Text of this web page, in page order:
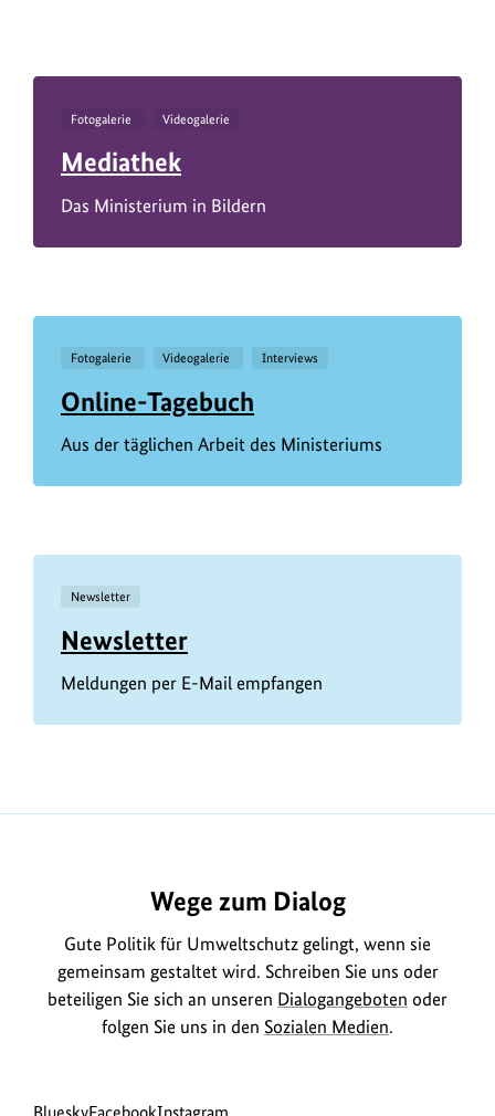
Fotogalerie Videogalerie
Mediathek
Das Ministerium in Bildern
Fotogalerie Videogalerie Interviews
Online-Tagebuch
Aus der täglichen Arbeit des Ministeriums
Newsletter
Newsletter
Meldungen per E-Mail empfangen
Wege zum Dialog
Gute Politik für Umweltschutz gelingt, wenn sie
gemeinsam gestaltet wird. Schreiben Sie uns oder
beteiligen Sie sich an unseren Dialogangeboten oder
folgen Sie uns in den Sozialen Medien.
Social zur zur